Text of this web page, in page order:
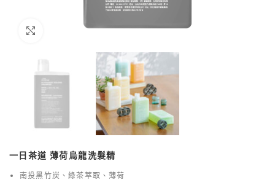
一日茶道 薄荷烏龍洗髮精
南投黑竹炭、綠茶萃取、薄荷